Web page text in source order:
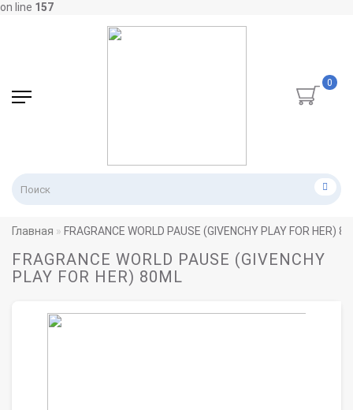
on line 157
0
Главная FRAGRANCE WORLD PAUSE (GIVENCHY PLAY FOR HER)
FRAGRANCE WORLD PAUSE (GIVENCHY
PLAY FOR HER) 80ML